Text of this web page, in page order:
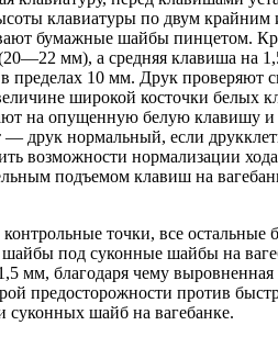
клавиатуры по двум
бумажные шайбы пинцетом.
мм), а средняя клавиша на
в пре­делах 10 мм. Друк проверяют
широкой косточки белых
на опущенную белую клавишу и
— друк нормальный, если
возможности нормализации
подъемом кла­виш на
контрольные точки, все
под суконные шайбы на
мм, благодаря чему
предосторожности против
суконных шайб на вагебанке.